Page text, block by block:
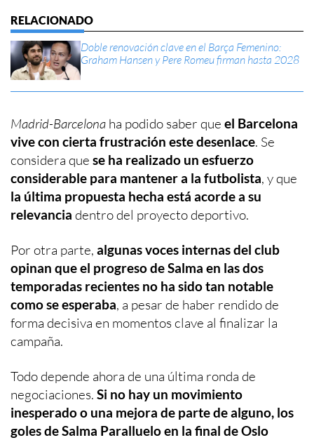
Doble renovación clave en el Barça Femenino:
Graham Hansen y Pere Romeu firman hasta 2028
Madrid-Barcelona ha podido saber que el Barcelona
vive con cierta frustración este desenlace. Se
considera que se ha realizado un esfuerzo
considerable para mantener a la futbolista, y que
la última propuesta hecha está acorde a su
relevancia dentro del proyecto deportivo.
Por otra parte, algunas voces internas del club
opinan que el progreso de Salma en las dos
temporadas recientes no ha sido tan notable
como se esperaba, a pesar de haber rendido de
forma decisiva en momentos clave al finalizar la
campaña.
Todo depende ahora de una última ronda de
negociaciones. Si no hay un movimiento
inesperado o una mejora de parte de alguno, los
goles de Salma Paralluelo en la final de Oslo